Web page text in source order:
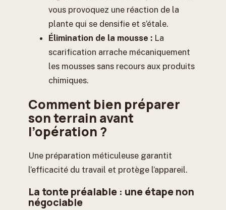
vous provoquez une réaction de la
plante qui se densifie et s’étale.
Élimination de la mousse : La
scarification arrache mécaniquement
les mousses sans recours aux produits
chimiques.
Comment bien préparer
son terrain avant
l’opération ?
Une préparation méticuleuse garantit
l’efficacité du travail et protège l’appareil.
La tonte préalable : une étape non
négociable